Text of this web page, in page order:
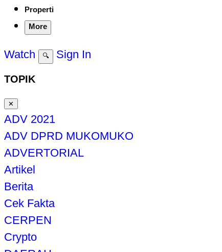
Properti
More
Watch 🔍 Sign In
TOPIK
✕
ADV 2021
ADV DPRD MUKOMUKO
ADVERTORIAL
Artikel
Berita
Cek Fakta
CERPEN
Crypto